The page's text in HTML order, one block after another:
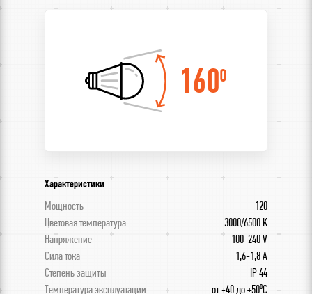
160
0
Характеристики
Мощность
120
Цветовая температура
3000/6500 K
Напряжение
100-240 V
Сила тока
1,6-1,8 A
Степень защиты
IP 44
Температура эксплуатации
от -40 до +50⁰С